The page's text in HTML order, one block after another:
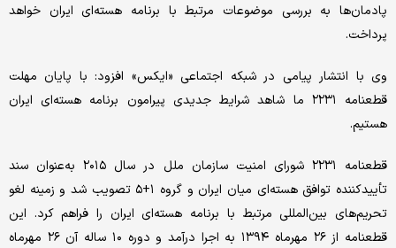
پادمان‌ها به بررسی موضوعات مرتبط با برنامه هسته‌ای ایران خواهد
پرداخت.
وی با انتشار پیامی در شبکه اجتماعی «ایکس» افزود: با پایان مهلت
قطعنامه ۲۲۳۱ ما شاهد شرایط جدیدی پیرامون برنامه هسته‌ای ایران
هستیم.
قطعنامه ۲۲۳۱ شورای امنیت سازمان ملل در سال ۲۰۱۵ به‌عنوان سند
تأییدکننده توافق هسته‌ای میان ایران و گروه ۱+۵ تصویب شد و زمینه لغو
تحریم‌های بین‌المللی مرتبط با برنامه هسته‌ای ایران را فراهم کرد. این
قطعنامه از ۲۶ مهرماه ۱۳۹۴ به اجرا درآمد و دوره ۱۰ ساله آن ۲۶ مهرماه